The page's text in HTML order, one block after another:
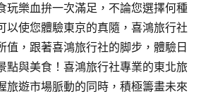
玩樂血拚一次滿足，不論您選擇何種
以使您體驗東京的真隨，喜鴻旅行社
值，跟著喜鴻旅行社的脚步，體驗日
點與美食！喜鴻旅行社專業的東北旅
旅遊市場脈動的同時，積極籌畫未來